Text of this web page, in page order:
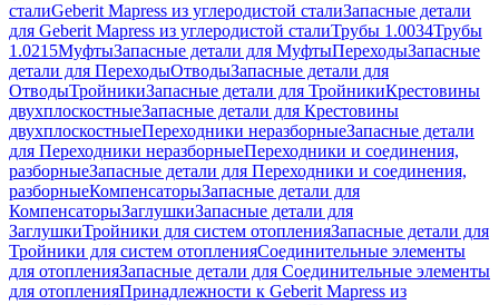
сталиGeberit Mapress из углеродистой сталиЗапасные детали
для Geberit Mapress из углеродистой сталиТрубы 1.0034Трубы
1.0215МуфтыЗапасные детали для МуфтыПереходыЗапасные
детали для ПереходыОтводыЗапасные детали для
ОтводыТройникиЗапасные детали для ТройникиКрестовины
двухплоскостныеЗапасные детали для Крестовины
двухплоскостныеПереходники неразборныеЗапасные детали
для Переходники неразборныеПереходники и соединения,
разборныеЗапасные детали для Переходники и соединения,
разборныеКомпенсаторыЗапасные детали для
КомпенсаторыЗаглушкиЗапасные детали для
ЗаглушкиТройники для систем отопленияЗапасные детали для
Тройники для систем отопленияСоединительные элементы
для отопленияЗапасные детали для Соединительные элементы
для отопленияПринадлежности к Geberit Mapress из